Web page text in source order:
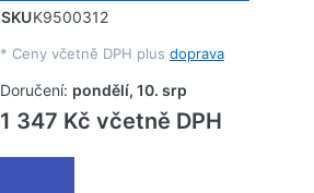
SKUK9500312
* Ceny včetně DPH plus doprava
Doručení: pondělí, 10. srp
1 347 Kč včetně DPH